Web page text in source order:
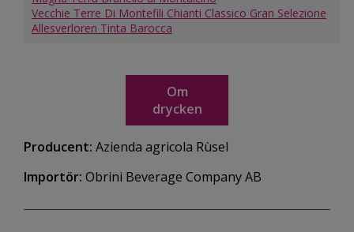
Vecchie Terre Di Montefili Chianti Classico Gran Selezione
Allesverloren Tinta Barocca
Om
drycken
Producent: Azienda agricola Rùsel
Importör: Obrini Beverage Company AB